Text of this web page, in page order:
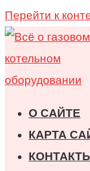
Перейти к
О САЙТЕ
КАРТА